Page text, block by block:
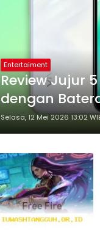
Entertaiment
Review Jujur
dengan
Selasa, 12 Mei 2026 13:02